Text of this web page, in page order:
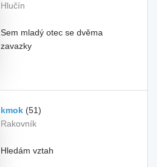
Hlučín
Sem mladý otec se dvěma
zavazky
kmok (51)
Rakovník
Hledám vztah